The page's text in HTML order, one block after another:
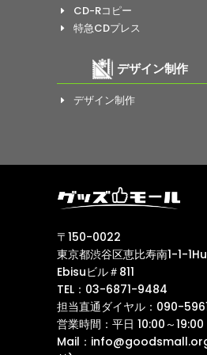
E CD-Rコピー
E 特急CDプレス
デザイン制作
E デザイン制作
〒150-0022
東京都渋谷区恵比寿南1-1-
Ebisuビル＃811
TEL：03-6871-9484
担当直通ダイヤル：090-
営業時間：平日 10:00～
Mail：